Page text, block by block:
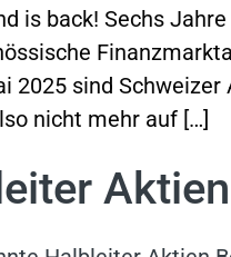
is back! Sechs
2025 sind
nicht mehr auf […]